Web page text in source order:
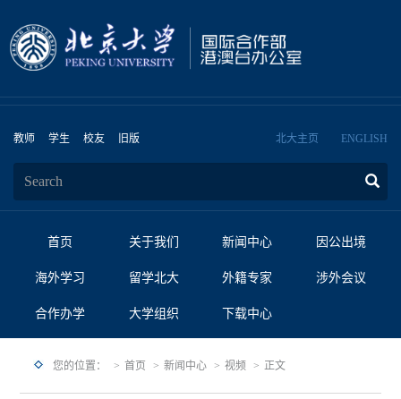
教师 学生 校友 旧版 北大主页 ENGLISH
首页 关于我们 新闻中心 因公出境
海外学习 留学北大 外籍专家 涉外会议
合作办学 大学组织 下载中心
您的位置： 首页 新闻中心 视频 正文